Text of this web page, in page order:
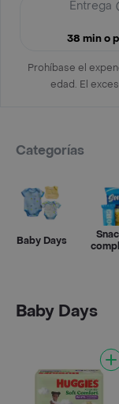
Entrega
38 min o
Prohíbase el
edad. El
Categorías
Baby Days
Baby Days